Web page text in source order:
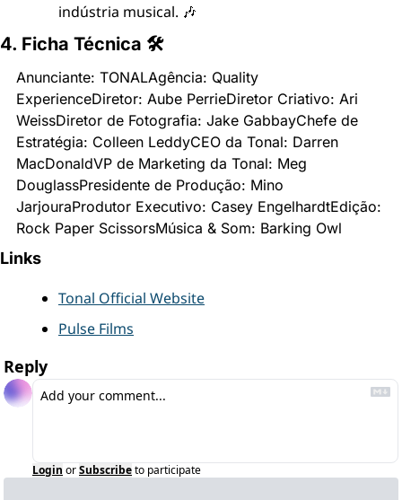
indústria musical. 🎶
4. Ficha Técnica 🛠
Anunciante: TONALAgência: Quality
ExperienceDiretor: Aube PerrieDiretor Criativo: Ari
WeissDiretor de Fotografia: Jake GabbayChefe de
Estratégia: Colleen LeddyCEO da Tonal: Darren
MacDonaldVP de Marketing da Tonal: Meg
DouglassPresidente de Produção: Mino
JarjouraProdutor Executivo: Casey EngelhardtEdição:
Rock Paper ScissorsMúsica & Som: Barking Owl
Links
Tonal Official Website
Pulse Films
Reply
Login orSubscribeto participate